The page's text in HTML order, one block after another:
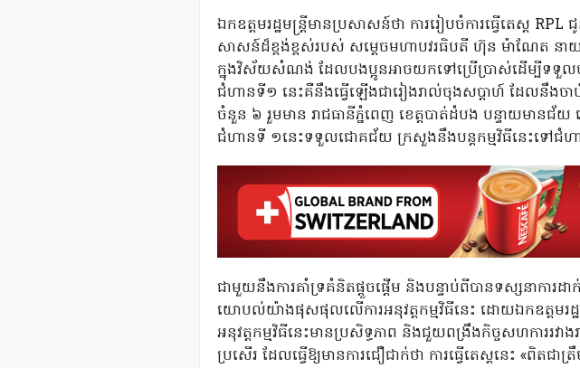
ឯកឧត្តមរដ្ឋមន្រ្តីមានប្រសាសន៍ថា ការរៀបចំការធ្វើតេស្ត
សាសន៍ដ៏ខ្ពង់ខ្ពស់របស់ សម្តេចមហាបវរធិបតី ហ៊ុន ម៉ាណែត នាយ
ក្នុងវិស័យសំណង់ ដែលបងប្អូនអាចយកទៅប្រើប្រាស់ដើម្បីទទួលបា
ជំហានទី១ នេះគឺនឹងធ្វើឡើងជារៀងរាល់ចុងសប្តាហ៍ ដែលនឹងចា
ចំនួន ៦ រួមមាន រាជធានីភ្នំពេញ ខេត្ដបាត់ដំបង បន្ទាយមានជ័
ជំហានទី ១នេះទទួលជោគជ័យ ក្រសួងនឹងបន្តកម្មវិធីនេះទៅជំហ
ជាមួយនឹងការគាំទ្រគំនិតផ្តួចផ្តើម និងបន្ទាប់ពីបានទស្សនាការដ
យោបល់យ៉ាងផុសផុលលើការអនុវត្តកម្មវិធីនេះ ដោយឯកឧត្តមរដ្ឋ
អនុវត្តកម្មវិធីនេះមានប្រសិទ្ធភាព និងជួយពង្រឹងកិច្ចសហការរវ
ប្រសើរ ដែលធ្វើឱ្យមានការជឿជាក់ថា ការធ្វើតេស្តនេះ «ពិត